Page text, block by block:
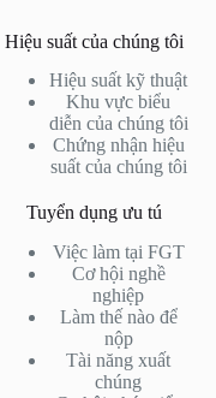
Hiệu suất của chúng tôi
Hiệu suất kỹ thuật
Khu vực biểu
diễn của chúng tôi
Chứng nhận hiệu
suất của chúng tôi
Tuyển dụng ưu tú
Việc làm tại FGT
Cơ hội nghề
nghiệp
Làm thế nào để
nộp
Tài năng xuất
chúng